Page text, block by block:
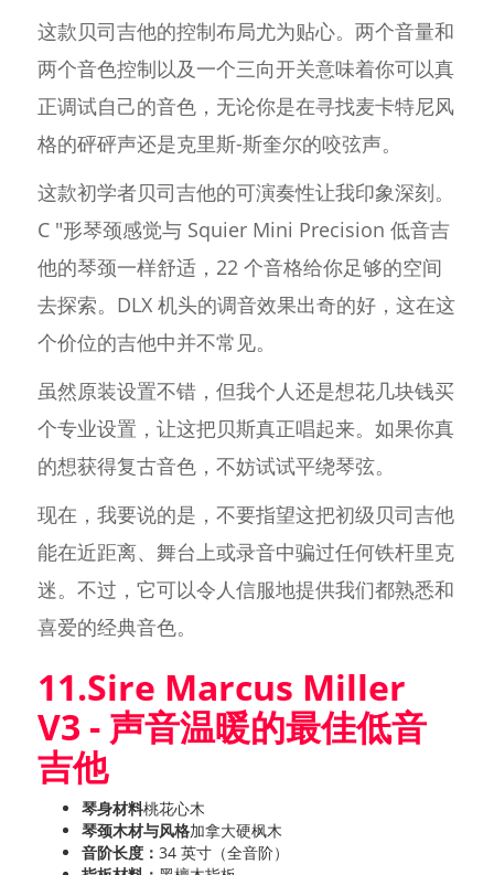
这款贝司吉他的控制布局尤为贴心。两个音量和
两个音色控制以及一个三向开关意味着你可以真
正调试自己的音色，无论你是在寻找麦卡特尼风
格的砰砰声还是克里斯-斯奎尔的咬弦声。
这款初学者贝司吉他的可演奏性让我印象深刻。
C "形琴颈感觉与 Squier Mini Precision 低音吉
他的琴颈一样舒适，22 个音格给你足够的空间
去探索。DLX 机头的调音效果出奇的好，这在这
个价位的吉他中并不常见。
虽然原装设置不错，但我个人还是想花几块钱买
个专业设置，让这把贝斯真正唱起来。如果你真
的想获得复古音色，不妨试试平绕琴弦。
现在，我要说的是，不要指望这把初级贝司吉他
能在近距离、舞台上或录音中骗过任何铁杆里克
迷。不过，它可以令人信服地提供我们都熟悉和
喜爱的经典音色。
11.Sire Marcus Miller
V3 - 声音温暖的最佳低音
吉他
琴身材料桃花心木
琴颈木材与风格加拿大硬枫木
音阶长度： 34 英寸（全音阶）